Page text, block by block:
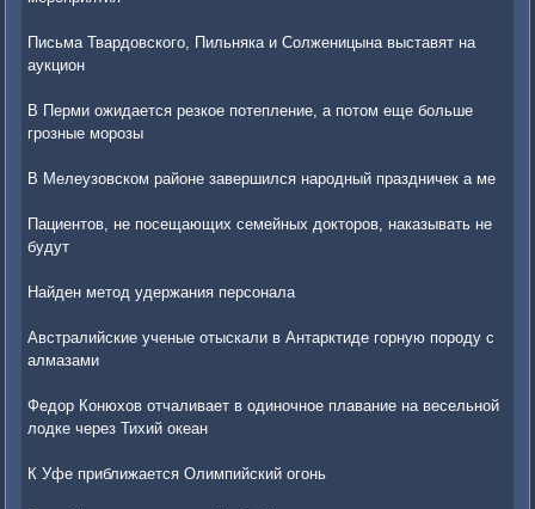
Письма Твардовского, Пильняка и Солженицына выставят на
аукцион
В Перми ожидается резкое потепление, а потом еще больше
грозные морозы
В Мелеузовском районе завершился народный праздничек а ме
Пациентов, не посещающих семейных докторов, наказывать не
будут
Найден метод удержания персонала
Австралийские ученые отыскали в Антарктиде горную породу с
алмазами
Федор Конюхов отчаливает в одиночное плавание на весельной
лодке через Тихий океан
К Уфе приближается Олимпийский огонь